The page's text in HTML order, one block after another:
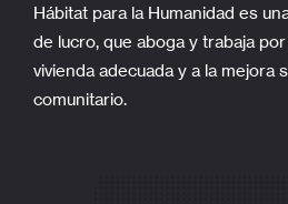
Hábitat para la Humanidad es
de lucro, que aboga y trabaja
vivienda adecuada y a la mejora
comunitario.